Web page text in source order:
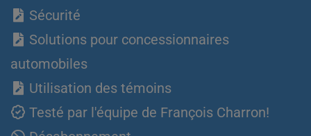
Sécurité
Solutions pour concessionnaires
automobiles
Utilisation des témoins
Testé par l'équipe de François Charron!